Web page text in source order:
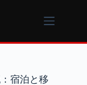
宿泊と移